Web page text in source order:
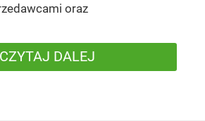
oraz
CZYTAJ DALEJ